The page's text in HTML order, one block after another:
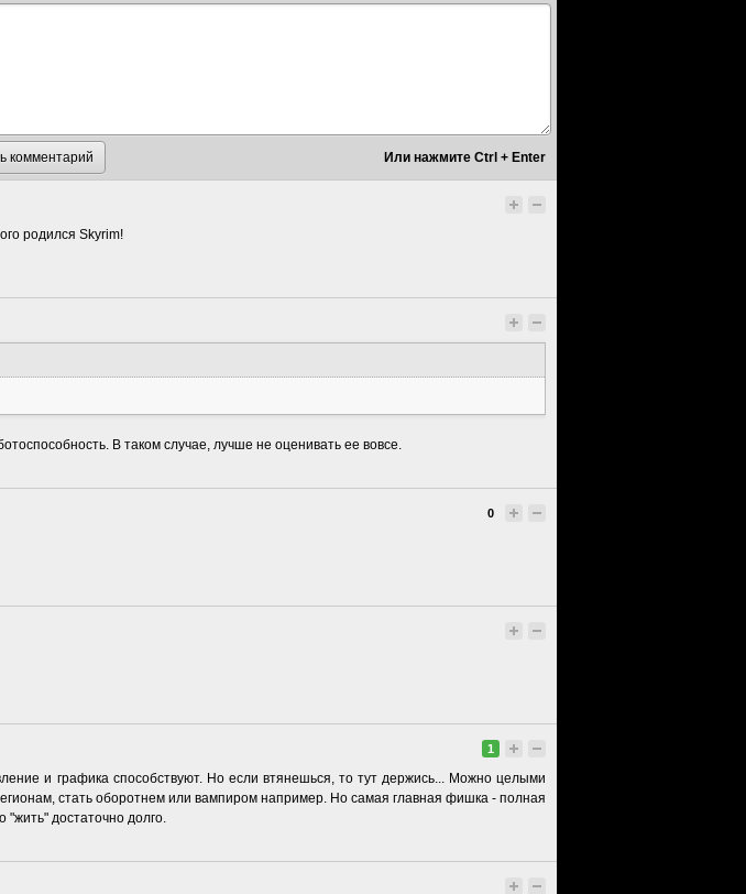
родился Skyrim!
В таком случае, лучше не оценивать ее вовсе.
0
1
и графика способствуют. Но если втянешься, то тут держись... Можно целыми
стать оборотнем или вампиром например. Но самая главная фишка - полная
достаточно долго.